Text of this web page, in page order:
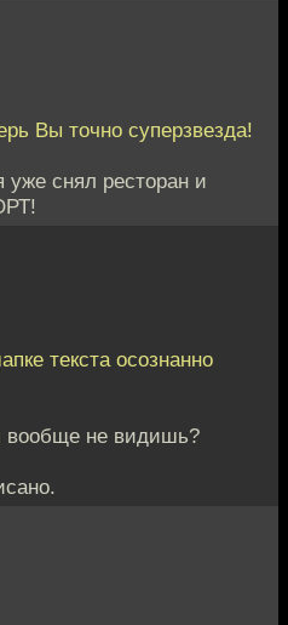
Вы точно суперзвезда!
снял ресторан и
текста осознанно
вообще не видишь?